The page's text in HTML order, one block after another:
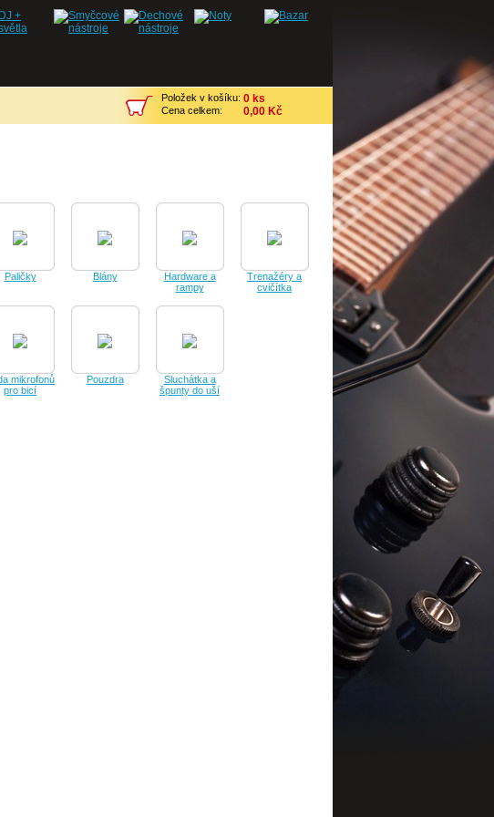
Položek v košíku: 0 ks
Cena celkem: 0,00 Kč
Paličky Blány
Hardware a
rampy
Trenažéry a
cvičítka
mikrofonů
pro bicí
Pouzdra
Sluchátka a
špunty do uší